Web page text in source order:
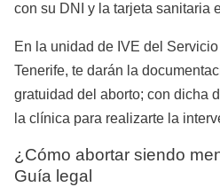
con su DNI y la tarjeta sanitaria
En la unidad de IVE del
Tenerife, te darán la
gratuidad del aborto; con dicha
la clínica para realizarte la
¿Cómo abortar siendo
Guía legal